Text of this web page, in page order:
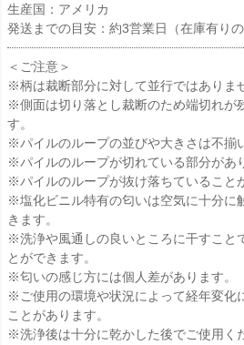
生産国：アメリカ
発送までの目安：約3営業日（在庫有りの
＜ご注意＞
※柄は裁断部分に対して並行ではありま
※側面は切り落とし裁断のため端切れが
す。
※パイルのループの並びや大きさは不揃
※パイルのループが切れている部分があ
※パイルのループが抜け落ちていること
※塩化ビニル特有の匂いは空気に十分に
きます。
※洗浄や風通しの良いところに干すこと
とができます。
※匂いの感じ方には個人差があります。
※ご使用の環境や状況によって経年変化
ことがあります。
※洗浄後は十分に乾かした後でご使用く